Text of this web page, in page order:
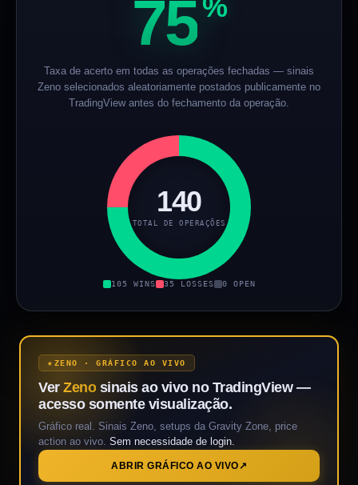
75%
Taxa de acerto em todas as operações fechadas — sinais
Zeno selecionados aleatoriamente postados publicamente no
TradingView antes do fechamento da operação.
140
TOTAL DE OPERAÇÕES
105 WINS 35 LOSSES 0 OPEN
ZENO · GRÁFICO AO VIVO
Ver Zeno sinais ao vivo no TradingView —
acesso somente visualização.
Gráfico real. Sinais Zeno, setups da Gravity Zone, price
action ao vivo. Sem necessidade de login.
ABRIR GRÁFICO AO VIVO